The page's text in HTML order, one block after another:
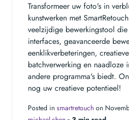
Transformeer uw foto's in
kunstwerken met
veelzijdige bewerkingstool
interfaces, geavanceerde
eenklikverbeteringen,
batchverwerking en naadloze
andere programma's biedt.
nog uw creatieve potentieel!
Posted in smartretouch on